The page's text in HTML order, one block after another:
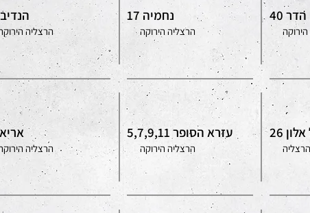
הדר 40
הרצליה הירוקה
נחמיה 17
הרצליה
הנדיב 51
הרצליה
26
הרצליה הירוקה
עזרא הסופר 5,7,9,11
הרצליה